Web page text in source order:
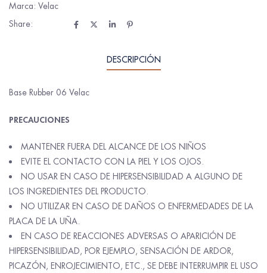
Marca: Velac
Share:
DESCRIPCIÓN
Base Rubber 06 Velac
PRECAUCIONES
MANTENER FUERA DEL ALCANCE DE LOS NIÑOS
EVITE EL CONTACTO CON LA PIEL Y LOS OJOS.
NO USAR EN CASO DE HIPERSENSIBILIDAD A ALGUNO DE
LOS INGREDIENTES DEL PRODUCTO.
NO UTILIZAR EN CASO DE DAÑOS O ENFERMEDADES DE LA
PLACA DE LA UÑA.
EN CASO DE REACCIONES ADVERSAS O APARICIÓN DE
HIPERSENSIBILIDAD, POR EJEMPLO, SENSACIÓN DE ARDOR,
PICAZÓN, ENROJECIMIENTO, ETC., SE DEBE INTERRUMPIR EL USO